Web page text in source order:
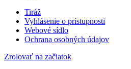
Tiráž
Vyhlásenie o prístupnosti
Webové sídlo
Ochrana osobných údajov
Zrolovať na začiatok